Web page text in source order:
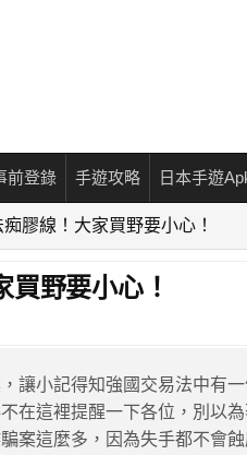
前登錄 手遊攻略 日本手遊
膠線！大家買野要小心！
野要小心！
讓小記得知強國交易法中有
在這裡提醒一下各位，別以
案這麼多，因為失手都不會蝕